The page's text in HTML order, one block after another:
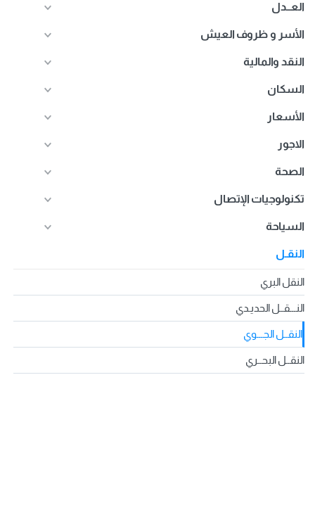
العــدل
الأسر و ظروف العيش
النقد والمالية
السكان
الأسعار
الاجور
الصحة
تكنولوجيات الإتصال
السياحة
النقـل
النقل البري
النـــقــل الحديـدي
النقــل الجـــوي
النقــل البحــري